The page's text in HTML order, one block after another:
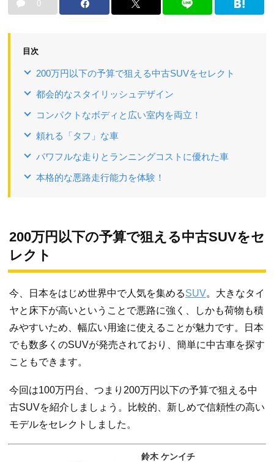
0
目次
200万円以下の予算で狙える中古SUVをセレクト
都会的なスタイリッシュデザイン
コンパクトなボディと広い室内を両立！
頼れる「タフ」な車
パワフルな走りとランニングコストに優れた車
本格的な悪路走行能力を体験！
200万円以下の予算で狙える中古SUVをセ
レクト
今、日本をはじめ世界中で人気を集めるSUV。大きなタイ
ヤと床下が高いということで悪路に強く、しかも荷物も積
みやすいため、幅広い用途に使えることが魅力です。日本
でも数多くのSUVが発売されており、簡単に中古車を探す
こともできます。
今回は100万円台、つまり200万円以下の予算で狙える中
古SUVを紹介しましょう。比較的、新しめで信頼性の高い
モデルをセレクトしました。
鈴木 ケンイチ